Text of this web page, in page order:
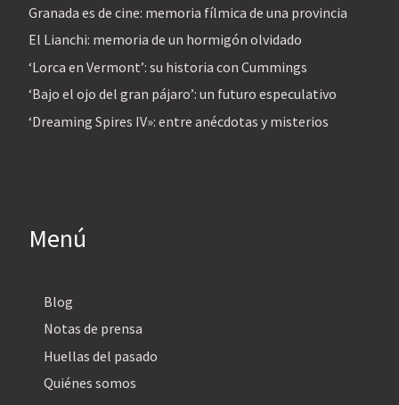
Granada es de cine: memoria fílmica de una provincia
El Lianchi: memoria de un hormigón olvidado
‘Lorca en Vermont’: su historia con Cummings
‘Bajo el ojo del gran pájaro’: un futuro especulativo
‘Dreaming Spires IV»: entre anécdotas y misterios
Menú
Blog
Notas de prensa
Huellas del pasado
Quiénes somos